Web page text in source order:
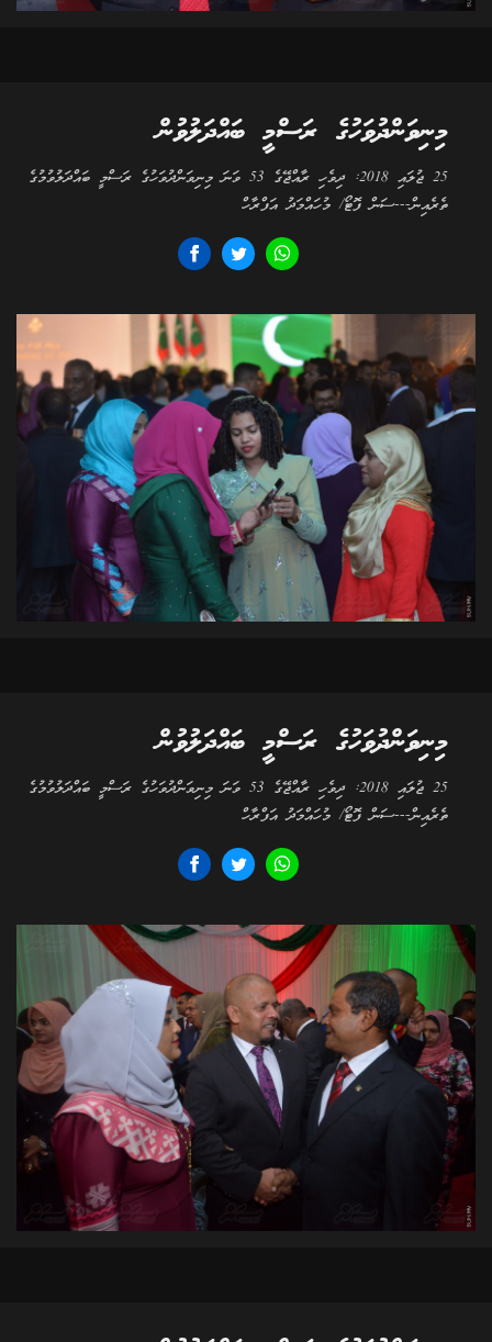
މިނިވަންދުވަހުގެ ރަސްމީ ބައްދަލުވުން
25 ޖުލައި 2018: ދިވެހި ރާއްޖޭގެ 53 ވަނަ މިނިވަންދުވަހުގެ ރަސްމީ ބައްދަލުވުމުގެ
ތެރެއިން---ސަން ފޮޓޯ/ މުހައްމަދު އަފްރާހް
މިނިވަންދުވަހުގެ ރަސްމީ ބައްދަލުވުން
25 ޖުލައި 2018: ދިވެހި ރާއްޖޭގެ 53 ވަނަ މިނިވަންދުވަހުގެ ރަސްމީ ބައްދަލުވުމުގެ
ތެރެއިން---ސަން ފޮޓޯ/ މުހައްމަދު އަފްރާހް